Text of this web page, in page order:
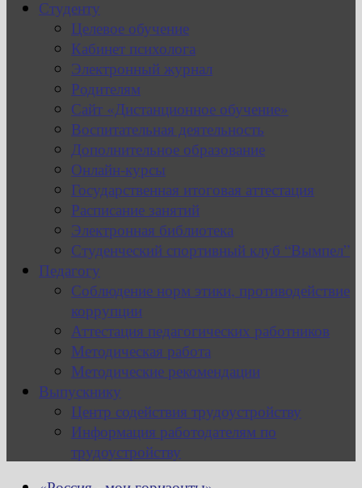
Студенту
Целевое обучение
Кабинет психолога
Электронный журнал
Родителям
Сайт «Дистанционное обучение»
Воспитательная деятельность
Дополнительное образование
Онлайн-курсы
Государственная итоговая аттестация
Расписание занятий
Электронная библиотека
Студенческий спортивный клуб “Вымпел”
Педагогу
Соблюдение норм этики, противодействие
коррупции
Аттестация педагогических работников
Методическая работа
Методические рекомендации
Выпускнику
Центр содействия трудоустройству
Информация работодателям по
трудоустройству